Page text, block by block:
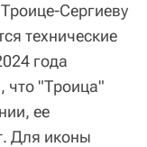
Сергиеву
технические
года
что "Троица"
ее
Для иконы